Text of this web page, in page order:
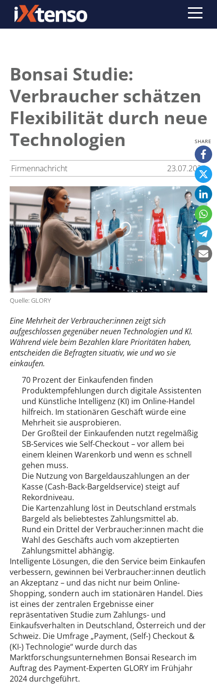
Bonsai Studie:
Verbraucher schätzen
Flexibilität durch neue
Technologien
Firmennachricht 23.07.2024
Quelle: GLORY
Eine Mehrheit der Verbraucher:innen zeigt sich
aufgeschlossen gegenüber neuen Technologien und KI.
Während viele beim Bezahlen klare Prioritäten haben,
entscheiden die Befragten situativ, wie und wo sie
einkaufen.
70 Prozent der Einkaufenden finden
Produktempfehlungen durch digitale Assistenten
und Künstliche Intelligenz (KI) im Online-Handel
hilfreich. Im stationären Geschäft würde eine
Mehrheit sie ausprobieren.
Der Großteil der Einkaufenden nutzt regelmäßig
SB-Services wie Self-Checkout – vor allem bei
einem kleinen Warenkorb und wenn es schnell
gehen muss.
Die Nutzung von Bargeldauszahlungen an der
Kasse (Cash-Back-Bargeldservice) steigt auf
Rekordniveau.
Die Kartenzahlung löst in Deutschland erstmals
Bargeld als beliebtestes Zahlungsmittel ab.
Rund ein Drittel der Verbraucher:innen macht die
Wahl des Geschäfts auch vom akzeptierten
Zahlungsmittel abhängig.
Intelligente Lösungen, die den Service beim Einkaufen
verbessern, gewinnen bei Verbraucher:innen deutlich
an Akzeptanz – und das nicht nur beim Online-
Shopping, sondern auch im stationären Handel. Dies
ist eines der zentralen Ergebnisse einer
repräsentativen Studie zum Zahlungs- und
Einkaufsverhalten in Deutschland, Österreich und der
Schweiz. Die Umfrage „Payment, (Self-) Checkout &
(KI-) Technologie“ wurde durch das
Marktforschungsunternehmen Bonsai Research im
Auftrag des Payment-Experten GLORY im Frühjahr
2024 durchgeführt.